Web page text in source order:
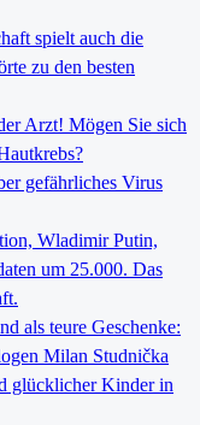
spielt auch die
zu den besten
Arzt! Mögen Sie sich
gefährliches Virus
Wladimir Putin,
um 25.000. Das
als teure Geschenke:
Milan Studnička
glücklicher Kinder in